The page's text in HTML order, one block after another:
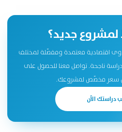
جديد؟
اقتصادية معتمدة ومفصّلة لمختلف
القطاعات، بخبرة تتجاوز 947 دراسة ناجحة. تواصل معنا للحصول على
سعر مخصّص لمشروعك.
دراستك الآن